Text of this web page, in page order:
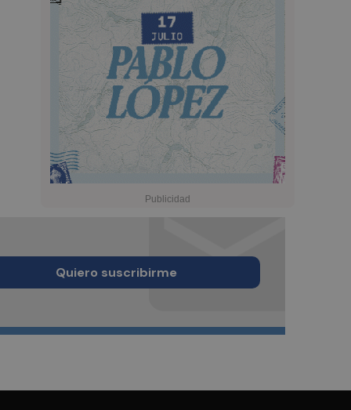
Quiero suscribirme